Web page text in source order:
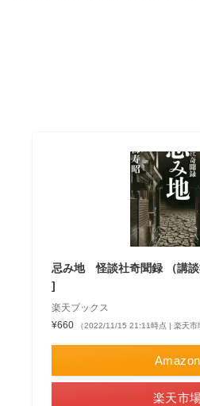
忌み地 怪談社奇聞録 （講
]
楽天ブックス
¥660
（2022/11/15 21:11時点 | 楽天市
Amazon
楽天市